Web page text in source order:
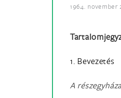
1964. november
1. Bevezetés
A